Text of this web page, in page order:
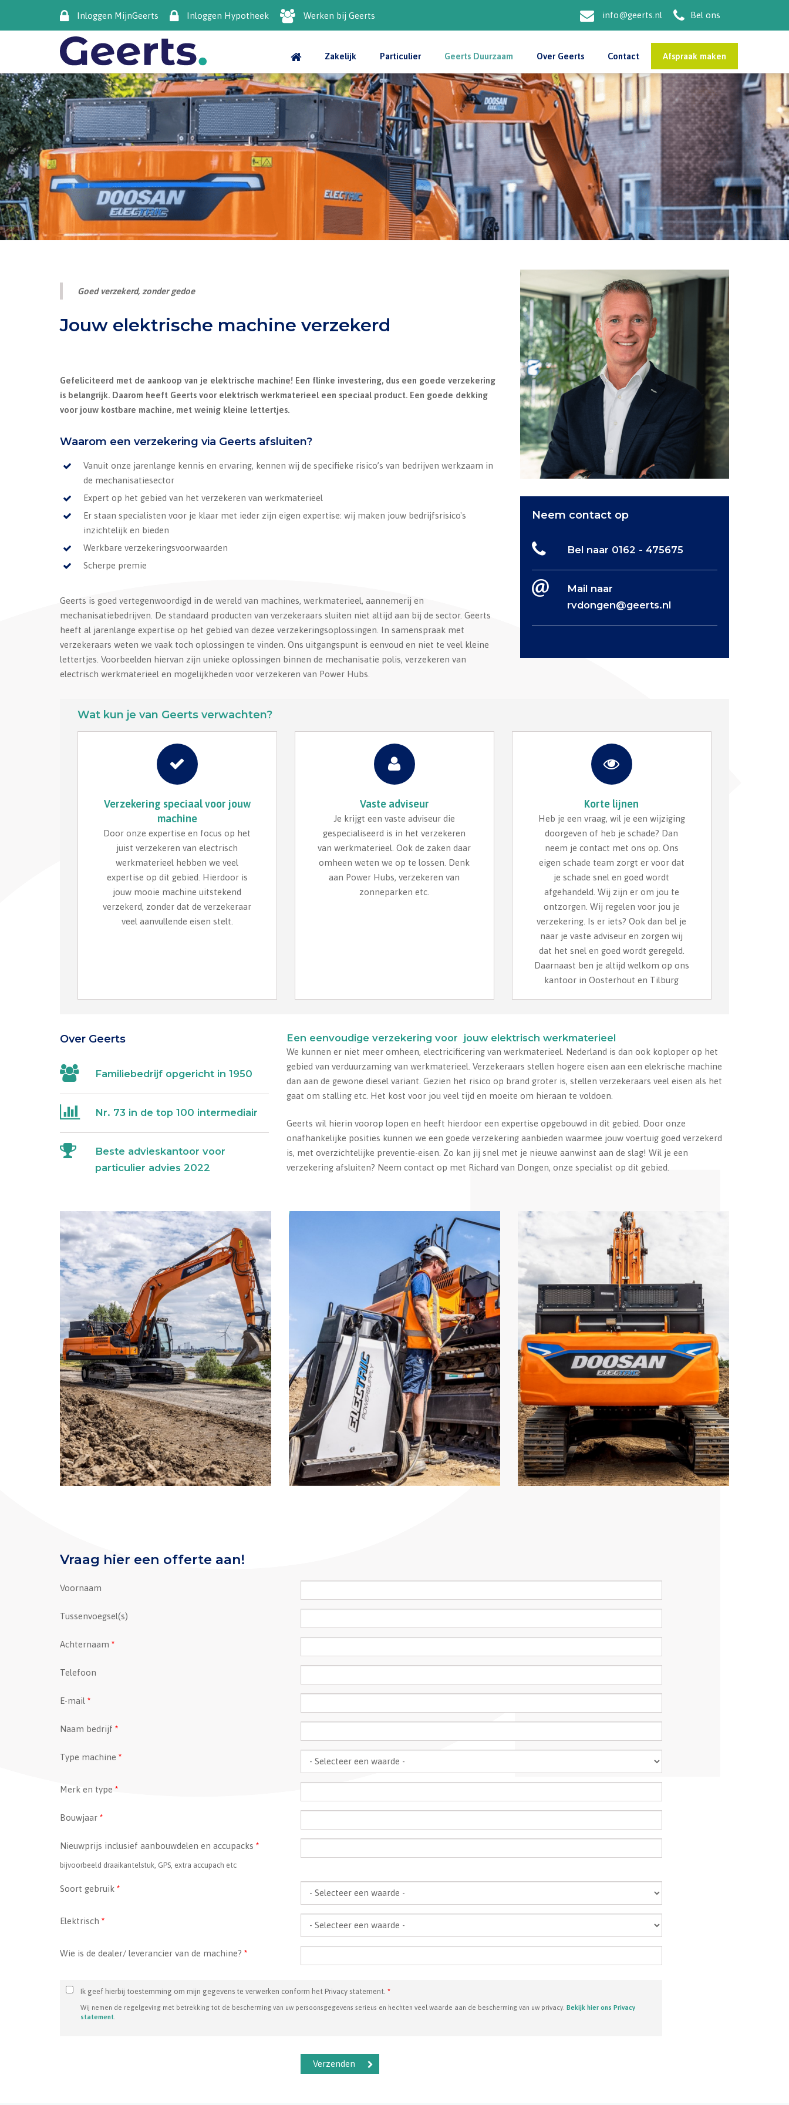
Inloggen MijnGeerts Inloggen Hypotheek Werken bij Geerts info@geerts.nl Bel ons
Zakelijk Particulier Geerts Duurzaam Over Geerts Contact Afspraak maken
Goed verzekerd, zonder gedoe
Jouw elektrische machine verzekerd
Gefeliciteerd met de aankoop van je elektrische machine! Een flinke investering, dus een goede verzekering
is belangrijk. Daarom heeft Geerts voor elektrisch werkmaterieel een speciaal product. Een goede dekking
voor jouw kostbare machine, met weinig kleine lettertjes.
Waarom een verzekering via Geerts afsluiten?
Vanuit onze jarenlange kennis en ervaring, kennen wij de specifieke risico’s van bedrijven werkzaam in
de mechanisatiesector
Expert op het gebied van het verzekeren van werkmaterieel
Er staan specialisten voor je klaar met ieder zijn eigen expertise: wij maken jouw bedrijfsrisico's
inzichtelijk en bieden
Werkbare verzekeringsvoorwaarden
Scherpe premie
Geerts is goed vertegenwoordigd in de wereld van machines, werkmaterieel, aannemerij en
mechanisatiebedrijven. De standaard producten van verzekeraars sluiten niet altijd aan bij de sector. Geerts
heeft al jarenlange expertise op het gebied van dezee verzekeringsoplossingen. In samenspraak met
verzekeraars weten we vaak toch oplossingen te vinden. Ons uitgangspunt is eenvoud en niet te veel kleine
lettertjes. Voorbeelden hiervan zijn unieke oplossingen binnen de mechanisatie polis, verzekeren van
electrisch werkmaterieel en mogelijkheden voor verzekeren van Power Hubs.
Neem contact op
Bel naar 0162 - 475675
Mail naar
rvdongen@geerts.nl
Wat kun je van Geerts verwachten?
Verzekering speciaal voor jouw
machine
Door onze expertise en focus op het
juist verzekeren van electrisch
werkmaterieel hebben we veel
expertise op dit gebied. Hierdoor is
jouw mooie machine uitstekend
verzekerd, zonder dat de verzekeraar
veel aanvullende eisen stelt.
Vaste adviseur
Je krijgt een vaste adviseur die
gespecialiseerd is in het verzekeren
van werkmaterieel. Ook de zaken daar
omheen weten we op te lossen. Denk
aan Power Hubs, verzekeren van
zonneparken etc.
Korte lijnen
Heb je een vraag, wil je een wijziging
doorgeven of heb je schade? Dan
neem je contact met ons op. Ons
eigen schade team zorgt er voor dat
je schade snel en goed wordt
afgehandeld. Wij zijn er om jou te
ontzorgen. Wij regelen voor jou je
verzekering. Is er iets? Ook dan bel je
naar je vaste adviseur en zorgen wij
dat het snel en goed wordt geregeld.
Daarnaast ben je altijd welkom op ons
kantoor in Oosterhout en Tilburg
Over Geerts
Familiebedrijf opgericht in 1950
Nr. 73 in de top 100 intermediair
Beste advieskantoor voor
particulier advies 2022
Een eenvoudige verzekering voor jouw elektrisch werkmaterieel
We kunnen er niet meer omheen, electricificering van werkmaterieel. Nederland is dan ook koploper op het
gebied van verduurzaming van werkmaterieel. Verzekeraars stellen hogere eisen aan een elekrische machine
dan aan de gewone diesel variant. Gezien het risico op brand groter is, stellen verzekeraars veel eisen als het
gaat om stalling etc. Het kost voor jou veel tijd en moeite om hieraan te voldoen.
Geerts wil hierin voorop lopen en heeft hierdoor een expertise opgebouwd in dit gebied. Door onze
onafhankelijke posities kunnen we een goede verzekering aanbieden waarmee jouw voertuig goed verzekerd
is, met overzichtelijke preventie-eisen. Zo kan jij snel met je nieuwe aanwinst aan de slag! Wil je een
verzekering afsluiten? Neem contact op met Richard van Dongen, onze specialist op dit gebied.
Vraag hier een offerte aan!
Voornaam
Tussenvoegsel(s)
Achternaam *
Telefoon
E-mail *
Naam bedrijf *
Type machine *
Merk en type *
Bouwjaar *
Nieuwprijs inclusief aanbouwdelen en accupacks *
bijvoorbeeld draaikantelstuk, GPS, extra accupach etc
Soort gebruik *
Elektrisch *
Wie is de dealer/ leverancier van de machine? *
Ik geef hierbij toestemming om mijn gegevens te verwerken conform het Privacy statement. *
Wij nemen de regelgeving met betrekking tot de bescherming van uw persoonsgegevens serieus en hechten veel waarde aan de bescherming van uw privacy. Bekijk hier ons Privacy
statement